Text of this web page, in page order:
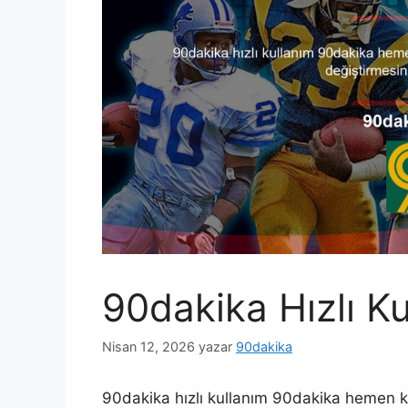
90dakika Hızlı
Nisan 12, 2026 yazar 90dakika
90dakika hızlı kullanım 90dakika